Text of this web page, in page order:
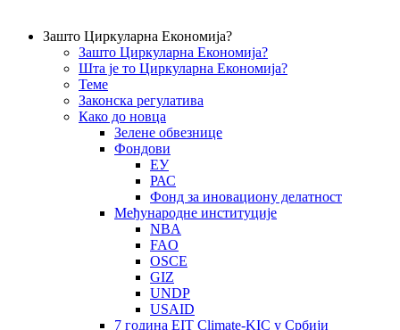
Зашто Циркуларна Економија?
Зашто Циркуларна Економија?
Шта је то Циркуларна Економија?
Теме
Законска регулатива
Како до новца
Зелене обвезнице
Фондови
ЕУ
РАС
Фонд за иновациону делатност
Међународне институције
NBA
FAO
OSCE
GIZ
UNDP
USAID
7 година EIT Climate-KIC у Србији